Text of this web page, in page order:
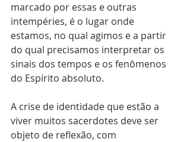
marcado por essas e outras
intempéries, é o lugar onde
estamos, no qual agimos e a partir
do qual precisamos interpretar os
sinais dos tempos e os fenômenos
do Espírito absoluto.
A crise de identidade que estão a
viver muitos sacerdotes deve ser
objeto de reflexão, com